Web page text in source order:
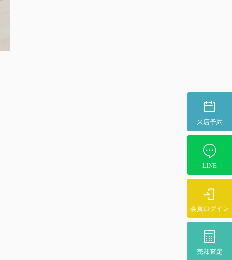
来店予約
LINE
会員ログイン
売却査定